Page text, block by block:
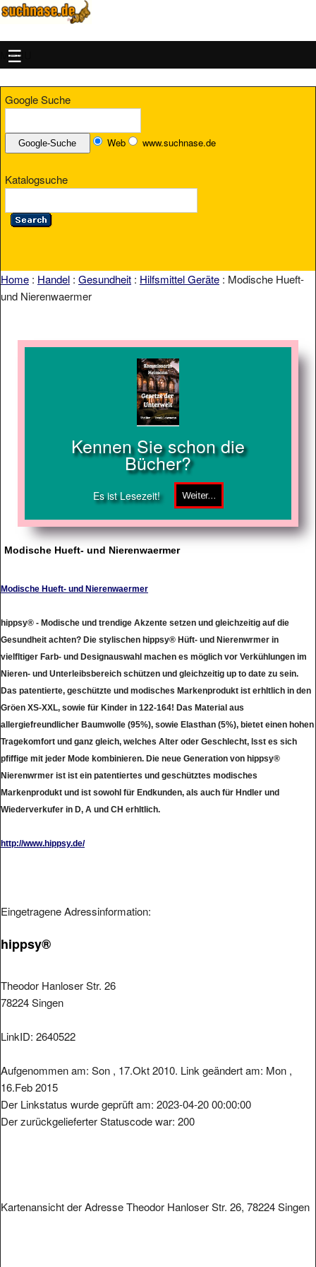
MENU
Google Suche
Web www.suchnase.de
Katalogsuche
Home : Handel : Gesundheit : Hilfsmittel Geräte : Modische Hueft-
und Nierenwaermer
Kennen Sie schon die
Bücher?
Modische Hueft- und Nierenwaermer
Gesundheit achten? Die stylischen hippsy® Hüft- und Nierenwrmer in
vielfltiger Farb- und Designauswahl machen es möglich vor Verkühlungen im
Nieren- und Unterleibsbereich schützen und gleichzeitig up to date zu sein.
Das patentierte, geschützte und modisches Markenprodukt ist erhltlich in den
Gröen XS-XXL, sowie für Kinder in 122-164! Das Material aus
allergiefreundlicher Baumwolle (95%), sowie Elasthan (5%), bietet einen hohen
Tragekomfort und ganz gleich, welches Alter oder Geschlecht, lsst es sich
pfiffige mit jeder Mode kombinieren. Die neue Generation von hippsy®
Nierenwrmer ist ist ein patentiertes und geschütztes modisches
Markenprodukt und ist sowohl für Endkunden, als auch für Hndler und
Wiederverkufer in D, A und CH erhltlich.
78224 Singen
16.Feb 2015
Der Linkstatus wurde geprüft am: 2023-04-20 00:00:00
Der zurückgelieferter Statuscode war: 200